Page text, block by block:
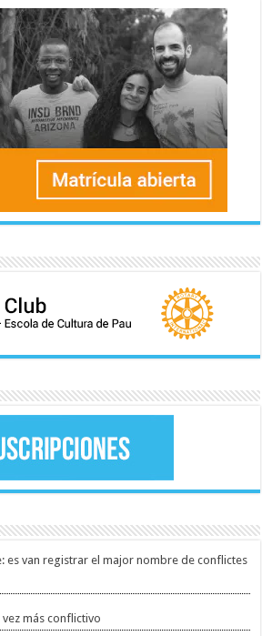
es van registrar el major nombre de conflictes
más conflictivo